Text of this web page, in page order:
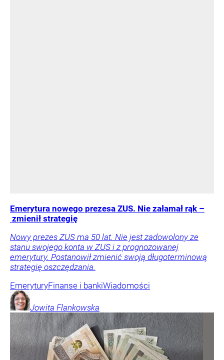
Emerytura nowego prezesa ZUS. Nie załamał rąk –
zmienił strategię
Nowy prezes ZUS ma 50 lat. Nie jest zadowolony ze
stanu swojego konta w ZUS i z prognozowanej
emerytury. Postanowił zmienić swoją długoterminową
strategię oszczędzania.
EmeryturyFinanse i bankiWiadomości
Jowita Flankowska